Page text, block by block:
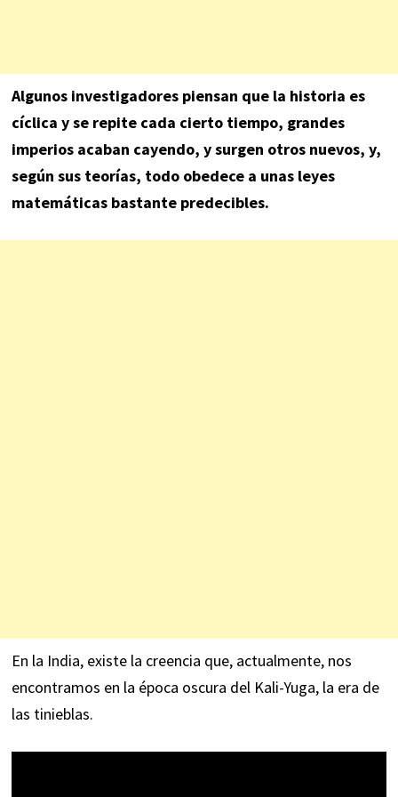
Algunos investigadores piensan que la historia es
cíclica y se repite cada cierto tiempo, grandes
imperios acaban cayendo, y surgen otros nuevos, y,
según sus teorías, todo obedece a unas leyes
matemáticas bastante predecibles.
En la India, existe la creencia que, actualmente, nos
encontramos en la época oscura del Kali-Yuga, la era de
las tinieblas.